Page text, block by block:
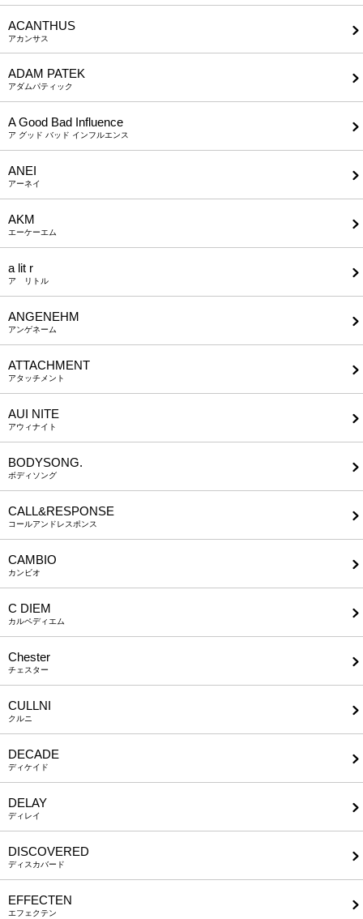
ACANTHUS
アカンサス
ADAM PATEK
アダムパティック
A Good Bad Influence
ア グッド バッド インフルエンス
ANEI
アーネイ
AKM
エーケーエム
a lit r
ア リトル
ANGENEHM
アンゲネーム
ATTACHMENT
アタッチメント
AUI NITE
アウィナイト
BODYSONG.
ボディソング
CALL&RESPONSE
コールアンドレスポンス
CAMBIO
カンビオ
C DIEM
カルペディエム
Chester
チェスター
CULLNI
クルニ
DECADE
ディケイド
DELAY
ディレイ
DISCOVERED
ディスカバード
EFFECTEN
エフェクテン